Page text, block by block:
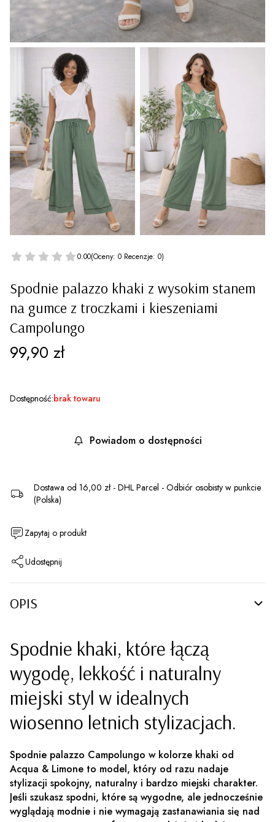
0.00(Oceny: 0 Recenzje: 0)
Spodnie palazzo khaki z wysokim stanem
na gumce z troczkami i kieszeniami
Campolungo
Cena
99,90 zł
Dostępność:brak towaru
Powiadom o dostępności
Dostawa od 16,00 zł - DHL Parcel - Odbiór osobisty w punkcie
(Polska)
Zapytaj o produkt
Udostępnij
OPIS
Spodnie khaki, które łączą
wygodę, lekkość i naturalny
miejski styl w idealnych
wiosenno letnich stylizacjach.
Spodnie palazzo Campolungo w kolorze khaki od
Acqua & Limone to model, który od razu nadaje
stylizacji spokojny, naturalny i bardzo miejski charakter.
Jeśli szukasz spodni, które są wygodne, ale jednocześnie
wyglądają modnie i nie wymagają zastanawiania się nad